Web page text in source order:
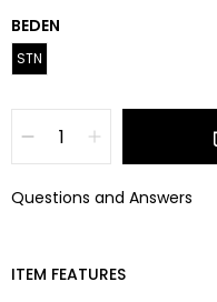
BEDEN
STN
Questions and Answers
ITEM FEATURES